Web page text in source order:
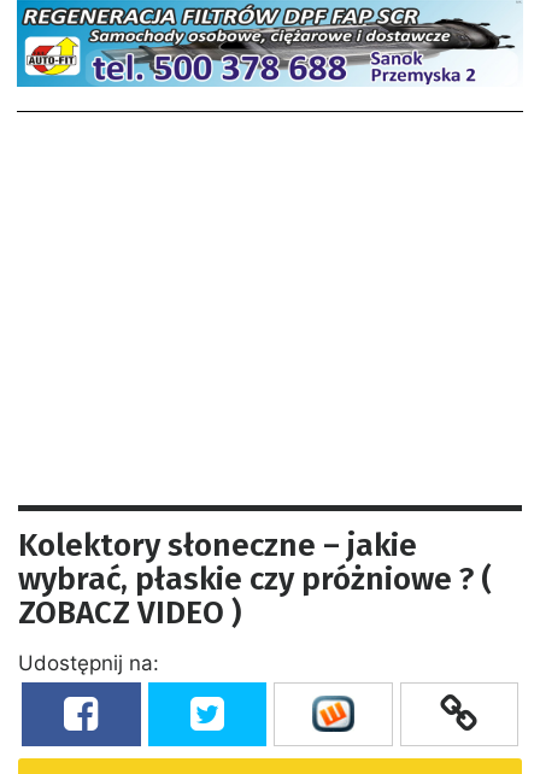
Kolektory słoneczne – jakie
wybrać, płaskie czy próżniowe ? (
ZOBACZ VIDEO )
Udostępnij na: